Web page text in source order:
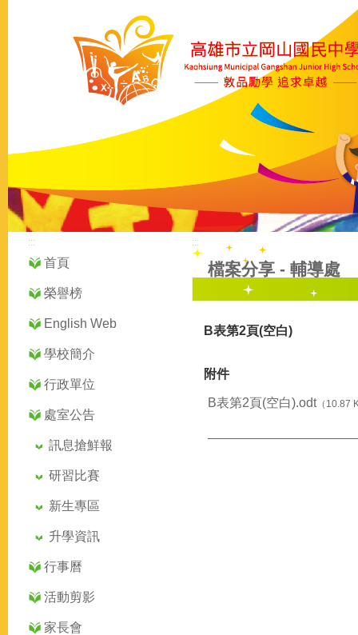
:::
首頁
榮譽榜
English Web
學校簡介
行政單位
處室公告
訊息搶鮮報
研習比賽
新生專區
升學資訊
行事曆
活動剪影
家長會
:::
檔案分享 - 輔導處
B表第2頁(空白)
附件
B表第2頁(空白).odt（10.87